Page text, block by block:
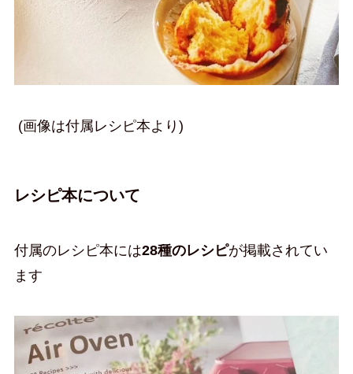
(画像は付属レシピ本より)
レシピ本について
付属のレシピ本には28種のレシピが掲載されてい
ます